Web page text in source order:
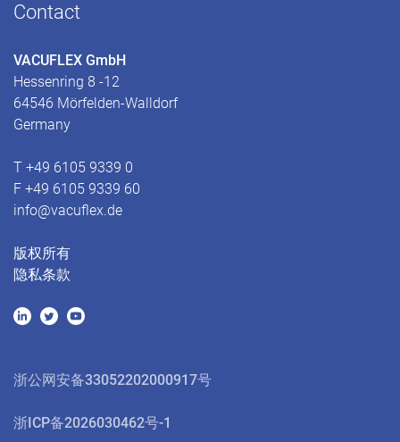
Contact
VACUFLEX GmbH
Hessenring 8 -12
64546 Mörfelden-Walldorf
Germany
T +49 6105 9339 0
F +49 6105 9339 60
info@vacuflex.de
版权所有
隐私条款
浙公网安备33052202000917号
浙ICP备2026030462号-1